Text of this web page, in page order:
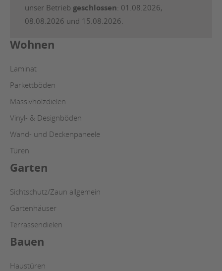
unser Betrieb geschlossen: 01.08.2026,
08.08.2026 und 15.08.2026.
Wohnen
Laminat
Parkettböden
Massivholzdielen
Vinyl- & Designböden
Wand- und Deckenpaneele
Türen
Garten
Sichtschutz/Zaun allgemein
Gartenhäuser
Terrassendielen
Bauen
Haustüren